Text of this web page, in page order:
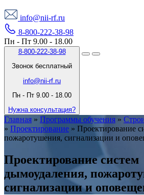
info@nii-rf.ru
8-800-222-38-98
Пн - Пт 9.00 - 18.00
8-800-222-38-98
Звонок бесплатный
info@nii-rf.ru
Пн - Пт 9.00 - 18.00
Нужна консультация?
Главная » Программы обучения »
» Проектирование » Проектирование
пожаротушения, сигнализации и
Проектирование систем
дымоудаления,
сигнализации и